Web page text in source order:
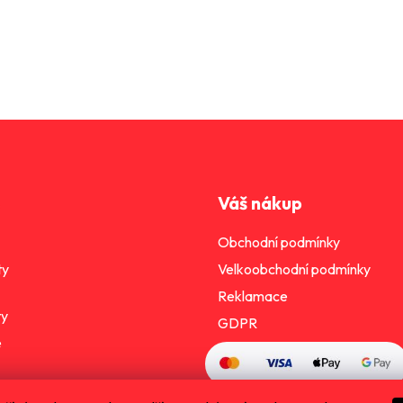
Váš nákup
Obchodní podmínky
Velkoobchodní podmínky
Reklamace
GDPR